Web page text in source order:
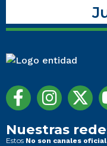
Nuestras
Estos No son canales